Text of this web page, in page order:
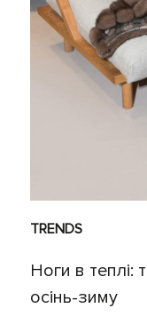
TRENDS
Ноги в теплі:
осінь-зиму